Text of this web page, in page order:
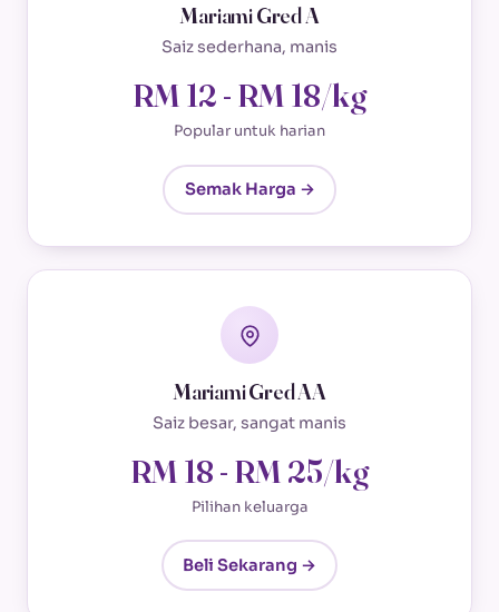
Mariami Gred A
Saiz sederhana, manis
RM 12 - RM 18/kg
Popular untuk harian
Semak Harga →
Mariami Gred AA
Saiz besar, sangat manis
RM 18 - RM 25/kg
Pilihan keluarga
Beli Sekarang →